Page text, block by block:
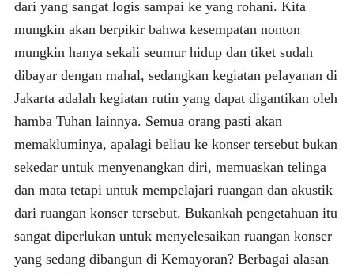
dari yang sangat logis sampai ke yang rohani. Kita
mungkin akan berpikir bahwa kesempatan nonton
mungkin hanya sekali seumur hidup dan tiket sudah
dibayar dengan mahal, sedangkan kegiatan pelayanan di
Jakarta adalah kegiatan rutin yang dapat digantikan oleh
hamba Tuhan lainnya. Semua orang pasti akan
memakluminya, apalagi beliau ke konser tersebut bukan
sekedar untuk menyenangkan diri, memuaskan telinga
dan mata tetapi untuk mempelajari ruangan dan akustik
dari ruangan konser tersebut. Bukankah pengetahuan itu
sangat diperlukan untuk menyelesaikan ruangan konser
yang sedang dibangun di Kemayoran? Berbagai alasan